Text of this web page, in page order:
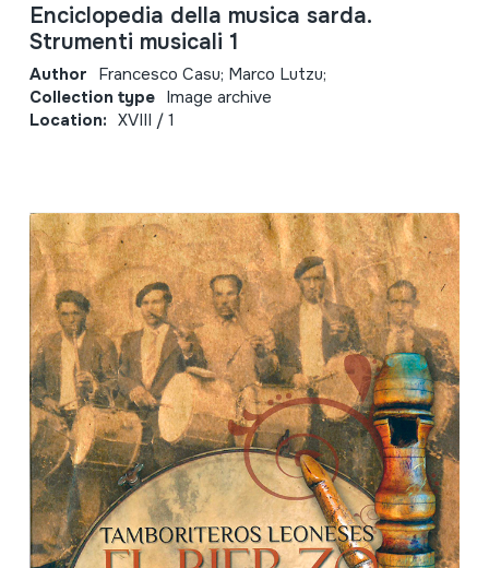
Enciclopedia della musica sarda.
Strumenti musicali 1
Author Francesco Casu; Marco Lutzu;
Collection type Image archive
Location: XVIII / 1